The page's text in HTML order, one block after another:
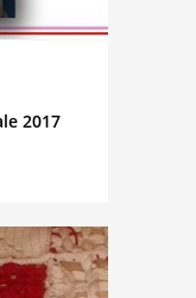
2017